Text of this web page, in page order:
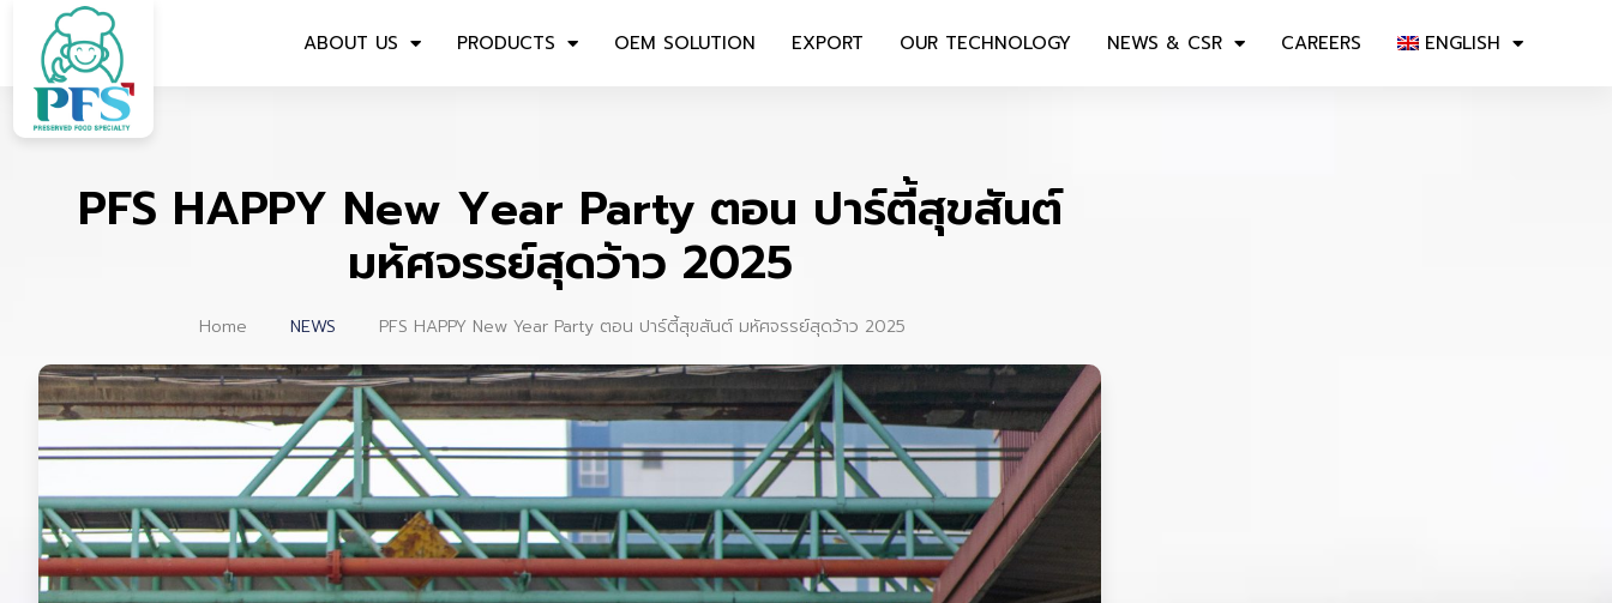
ABOUT US PRODUCTS OEM SOLUTION EXPORT OUR TECHNOLOGY NEWS & CSR CAREERS ENGLISH
PFS HAPPY New Year Party ตอน ปาร์ตี้สุขสันต์
มหัศจรรย์สุดว้าว 2025
Home NEWS PFS HAPPY New Year Party ตอน ปาร์ตี้สุขสันต์ มหัศจรรย์สุดว้าว 2025